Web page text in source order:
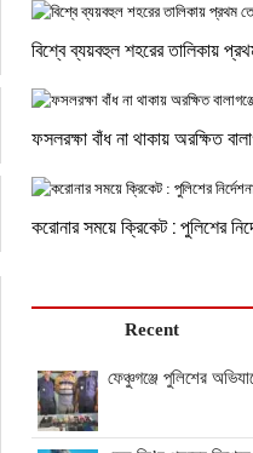
বিশ্বে ব্যয়বহুল শহরের তালিকায়
ফসলরক্ষা বাঁধ না থাকায় অরক্ষিত
করোনার সময়ে ক্রিকেট : পুলিশের
Recent
ফেঞ্চুগঞ্জে পুলিশের